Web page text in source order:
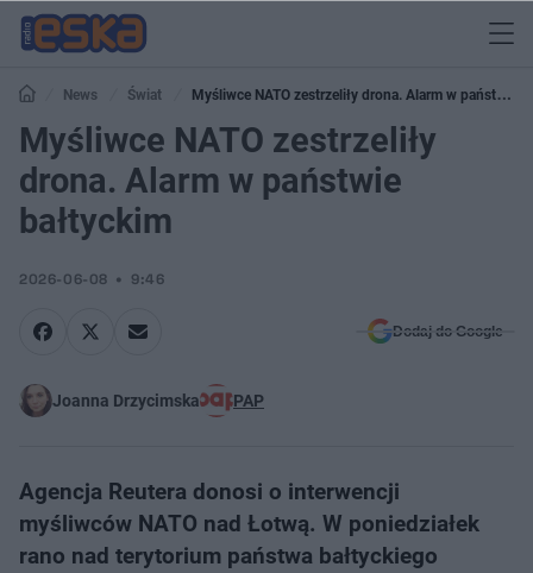
News Świat
Myśliwce NATO zestrzeliły drona. Alarm w państwie
bałtyckim
Myśliwce NATO zestrzeliły
drona. Alarm w państwie
bałtyckim
2026-06-08 9:46
Dodaj do Google
Joanna Drzycimska PAP
Agencja Reutera donosi o interwencji
myśliwców NATO nad Łotwą. W poniedziałek
rano nad terytorium państwa bałtyckiego